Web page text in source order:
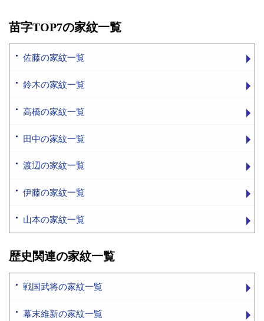
苗字TOP7の家紋一覧
佐藤の家紋一覧
鈴木の家紋一覧
高橋の家紋一覧
田中の家紋一覧
渡辺の家紋一覧
伊藤の家紋一覧
山本の家紋一覧
歴史関連の家紋一覧
戦国武将の家紋一覧
幕末維新の家紋一覧